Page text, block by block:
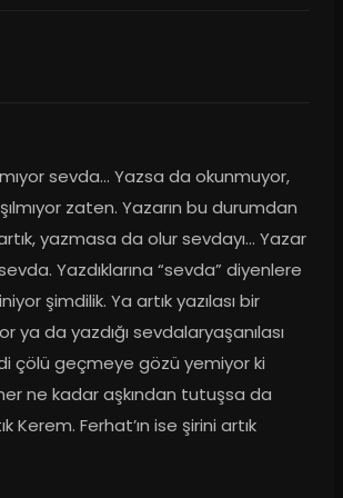
sevda... Yazsa da okunmuyor,
zaten. Yazarın bu durumdan
yazmasa da olur sevdayı... Yazar
Yazdıklarına “sevda” diyenlere
şimdilik. Ya artık yazılası bir
ya da yazdığı sevdalaryaşanılası
çölü geçmeye gözü yemiyor ki
ne kadar aşkından tutuşsa da
Kerem. Ferhat’ın ise şirini artık